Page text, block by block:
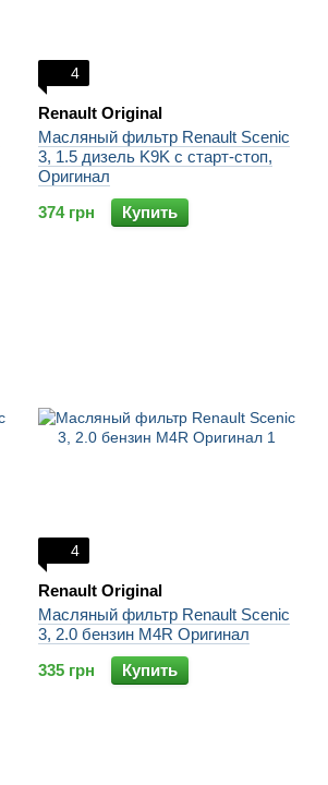
4
Renault Original
Масляный фильтр Renault Scenic
3, 1.5 дизель K9K с старт-стоп,
Оригинал
374 грн
Купить
4
Renault Original
Масляный фильтр Renault Scenic
3, 2.0 бензин M4R Оригинал
335 грн
Купить